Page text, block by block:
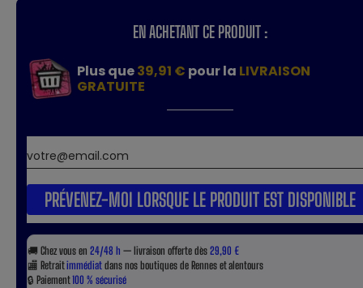
EN ACHETANT CE PRODUIT :
Plus que39,91 € pour la LIVRAISON
GRATUITE
PRÉVENEZ-MOI LORSQUE LE PRODUIT EST DISPONIBLE
🚚 Chez vous en 24/48 h — livraison offerte dès29,90 €
🏬 Retraitimmédiatdans nos boutiques de Rennes et alentours
🔒 Paiement100 % sécurisé